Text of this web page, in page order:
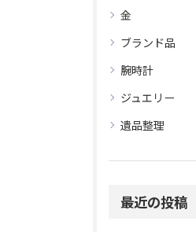
金
ブランド品
腕時計
ジュエリー
遺品整理
最近の投稿